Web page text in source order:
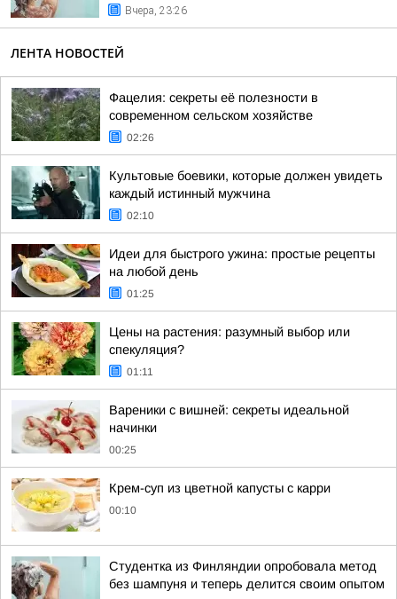
Вчера, 23:26
ЛЕНТА НОВОСТЕЙ
Фацелия: секреты её полезности в
современном сельском хозяйстве
02:26
Культовые боевики, которые должен увидеть
каждый истинный мужчина
02:10
Идеи для быстрого ужина: простые рецепты
на любой день
01:25
Цены на растения: разумный выбор или
спекуляция?
01:11
Вареники с вишней: секреты идеальной
начинки
00:25
Крем-суп из цветной капусты с карри
00:10
Студентка из Финляндии опробовала метод
без шампуня и теперь делится своим опытом